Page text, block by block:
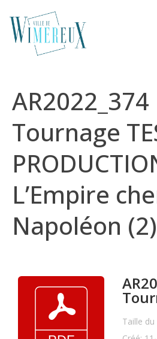
AR2022_374
Tournage
L’Empire
Napoléon (2)
Taille